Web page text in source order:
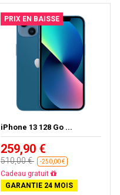
PRIX EN BAISSE
iPhone 13 128 Go ...
259,90 €
510,00 € -250,00 €
Livraison gratuite
GARANTIE 24 MOIS